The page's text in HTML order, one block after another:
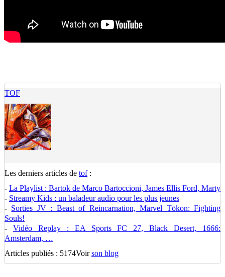
TOF
Les derniers articles de tof:
- La Playlist : Bartok de Marco Bartoccioni, James Ellis Ford, Marty
- Streamy Kids : un baladeur audio pour les plus jeunes
- Sorties JV : Beast of Reincarnation, Marvel Tōkon: Fighting
Souls!
- Vidéo Replay : EA Sports FC 27, Black Desert, 1666:
Amsterdam, …
Articles publiés : 5174Voirson blog